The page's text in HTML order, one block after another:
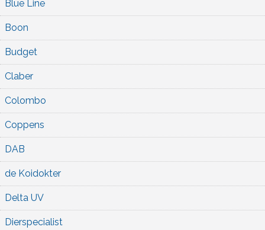
Blue Line
Boon
Budget
Claber
Colombo
Coppens
DAB
de Koidokter
Delta UV
Dierspecialist